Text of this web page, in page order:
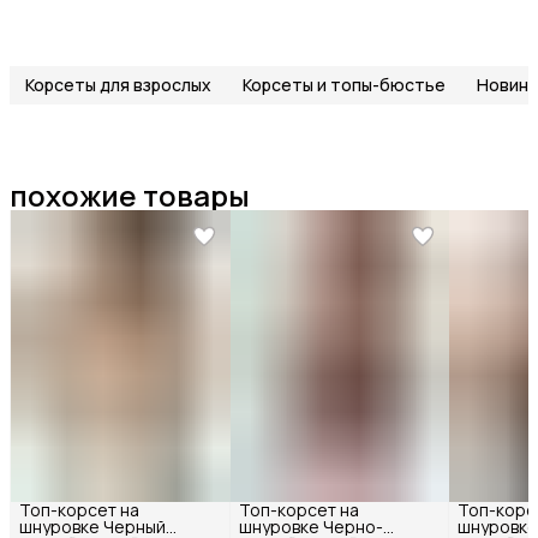
Корсеты для взрослых Корсеты и топы-бюстье
похожие товары
Топ-корсет на
шнуровке Черный
Топ-корсет на
шнуровке Черно-
Топ-